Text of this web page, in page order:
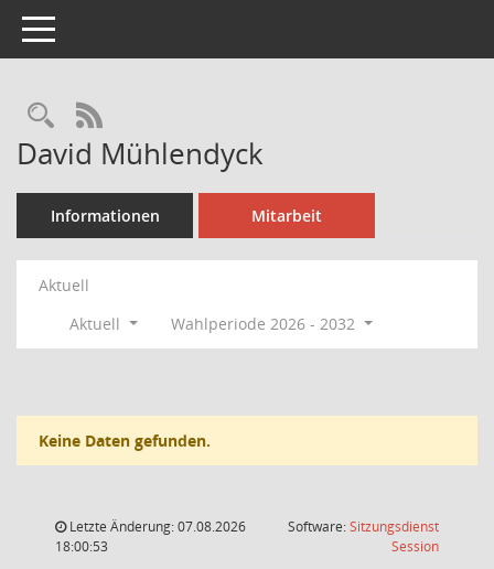
Toggle navigation
Rechercheauswahl
RSS-Feed
David Mühlendyck
Informationen Mitarbeit
Aktuell
Aktuell
Wahlperiode 2026 - 2032
Keine Daten gefunden.
Letzte Änderung: 07.08.2026
18:00:53
Software:Sitzungsdienst
Session(Wird in